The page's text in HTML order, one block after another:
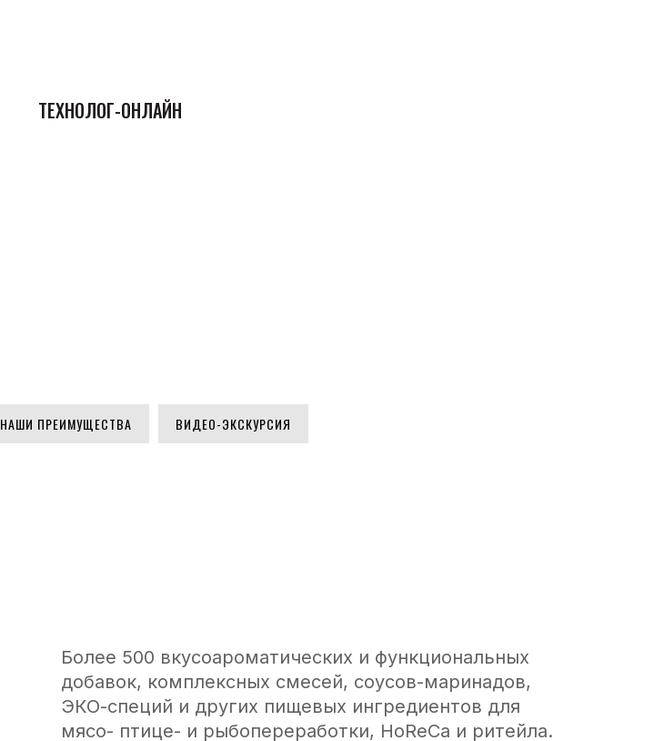
ТЕХНОЛОГ-ОНЛАЙН
НАШИ ПРЕИМУЩЕСТВА ВИДЕО-ЭКСКУРСИЯ
Более 500 вкусоароматических и функциональных
добавок, комплексных смесей, соусов-маринадов,
ЭКО-специй и других пищевых ингредиентов для
мясо- птице- и рыбопереработки, HoReCa и ритейла.